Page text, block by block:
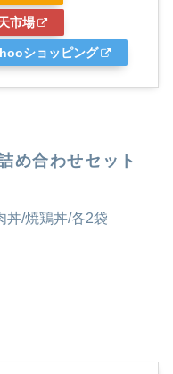
市場
ショッピング
め合わせセット
/焼鶏丼/各2袋